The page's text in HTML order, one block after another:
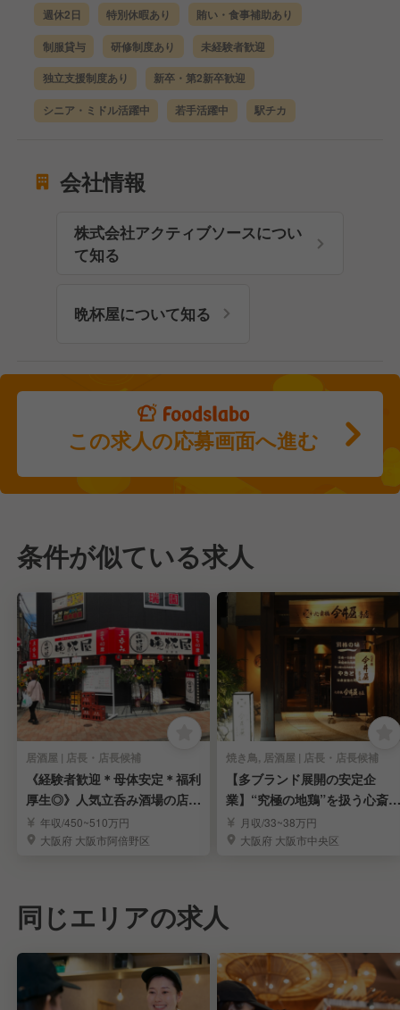
週休2日 特別休暇あり 賄い・食事補助あり
制服貸与 研修制度あり 未経験者歓迎
独立支援制度あり 新卒・第2新卒歓迎
シニア・ミドル活躍中 若手活躍中 駅チカ
会社情報
株式会社アクティブソースについ
て知る
晩杯屋について知る
この求人の応募画面へ進む
条件が似ている求人
居酒屋 | 店長・店長候補
《経験者歓迎＊母体安定＊福利
厚生◎》人気立呑み酒場の店長
候補募集
年収/450~510万円
大阪府 大阪市阿倍野区
焼き鳥, 居酒屋 | 店長・店長候補
【多ブランド展開の安定企
業】“究極の地鶏”を扱う心斎橋
高級焼鳥店・店長候補
月収/33~38万円
大阪府 大阪市中央区
同じエリアの求人